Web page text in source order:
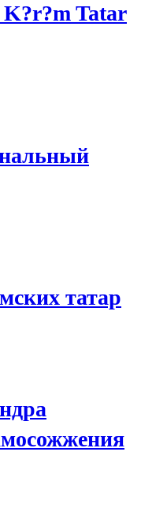
K?r?m Tatar
татар